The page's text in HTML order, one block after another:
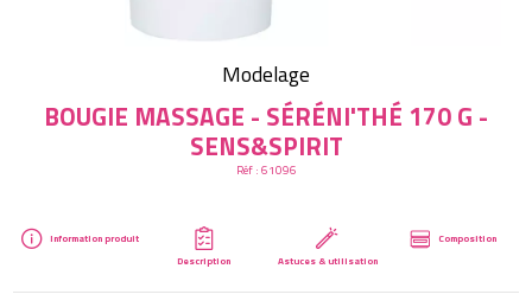
Modelage
BOUGIE MASSAGE - SÉRÉNI'THÉ 170 G -
SENS&SPIRIT
Réf :61096
Information produit
Description
Astuces & utilisation
Composition